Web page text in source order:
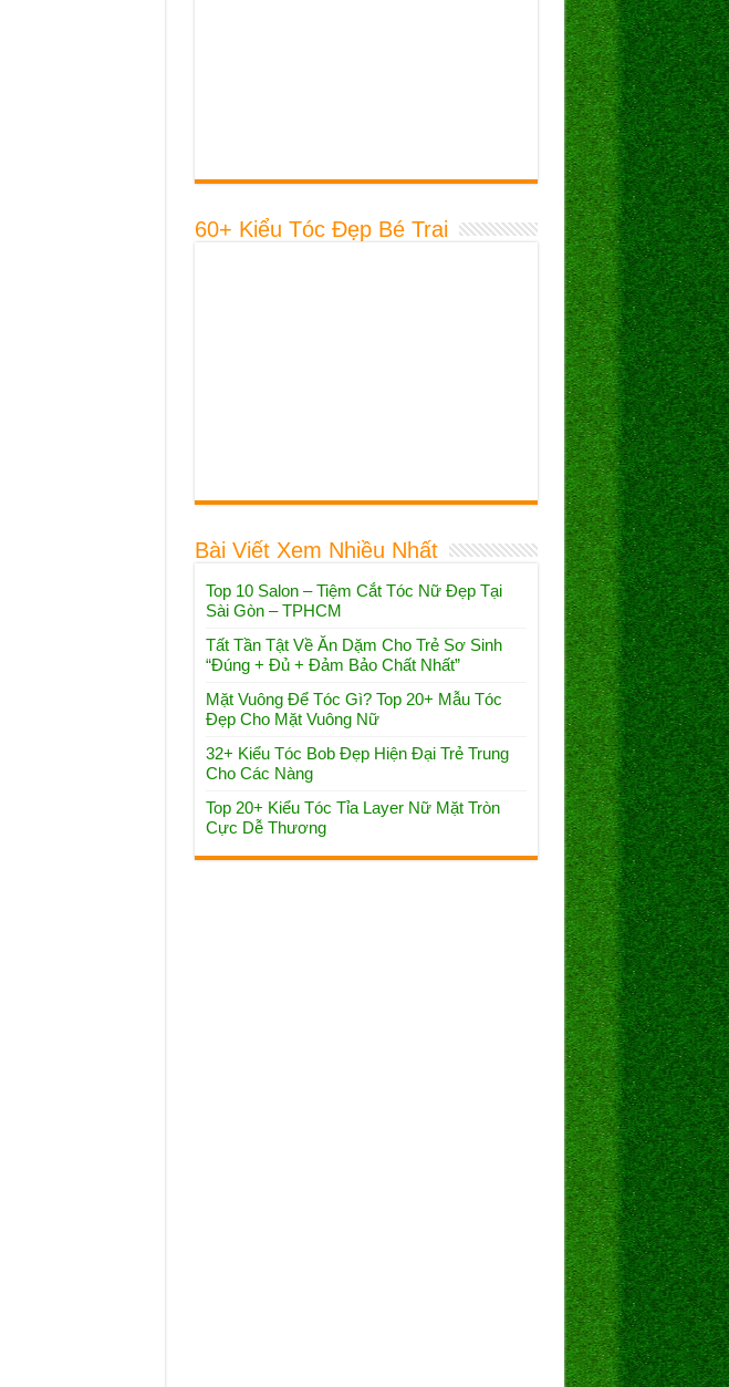
60+ Kiểu Tóc Đẹp Bé Trai
Bài Viết Xem Nhiều Nhất
Top 10 Salon – Tiệm Cắt Tóc Nữ Đẹp Tại
Sài Gòn – TPHCM
Tất Tần Tật Về Ăn Dặm Cho Trẻ Sơ Sinh
“Đúng + Đủ + Đảm Bảo Chất Nhất”
Mặt Vuông Để Tóc Gì? Top 20+ Mẫu Tóc
Đẹp Cho Mặt Vuông Nữ
32+ Kiểu Tóc Bob Đẹp Hiện Đại Trẻ Trung
Cho Các Nàng
Top 20+ Kiểu Tóc Tỉa Layer Nữ Mặt Tròn
Cực Dễ Thương